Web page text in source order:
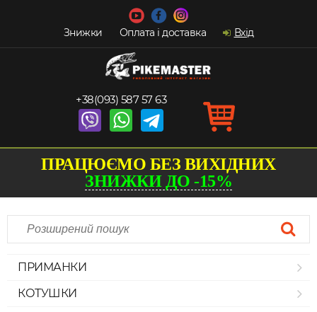
Знижки Оплата і доставка Вхід
+38(093) 587 57 63
ПРАЦЮЄМО БЕЗ ВИХІДНИХ
ЗНИЖКИ ДО -15%
ПРИМАНКИ
КОТУШКИ